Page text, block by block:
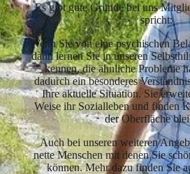
Es gibt gute Gründe bei uns
spricht:
Wenn Sie von eine psychischen
dann lernen Sie in unseren
kennen, die ähnliche Probleme
dadurch ein besonderes
Ihre aktuelle Situation. Sie
Weise ihr Sozialleben und finden
der Oberfläche
Auch bei unseren weiteren
nette Menschen mit denen Sie
können. Mehr dazu finden Sie